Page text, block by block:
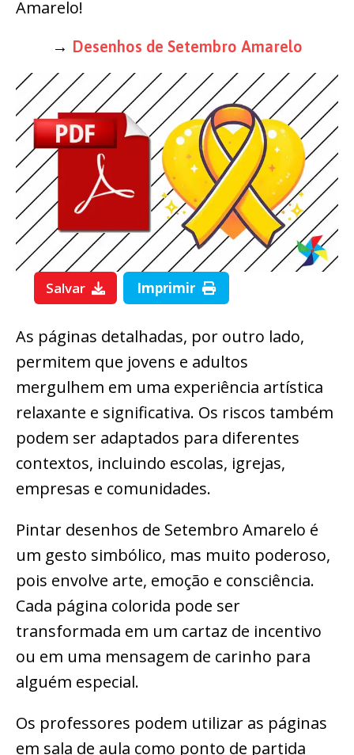
Amarelo!
→ Desenhos de Setembro Amarelo
Salvar Imprimir
As páginas detalhadas, por outro lado,
permitem que jovens e adultos
mergulhem em uma experiência artística
relaxante e significativa. Os riscos também
podem ser adaptados para diferentes
contextos, incluindo escolas, igrejas,
empresas e comunidades.
Pintar desenhos de Setembro Amarelo é
um gesto simbólico, mas muito poderoso,
pois envolve arte, emoção e consciência.
Cada página colorida pode ser
transformada em um cartaz de incentivo
ou em uma mensagem de carinho para
alguém especial.
Os professores podem utilizar as páginas
em sala de aula como ponto de partida